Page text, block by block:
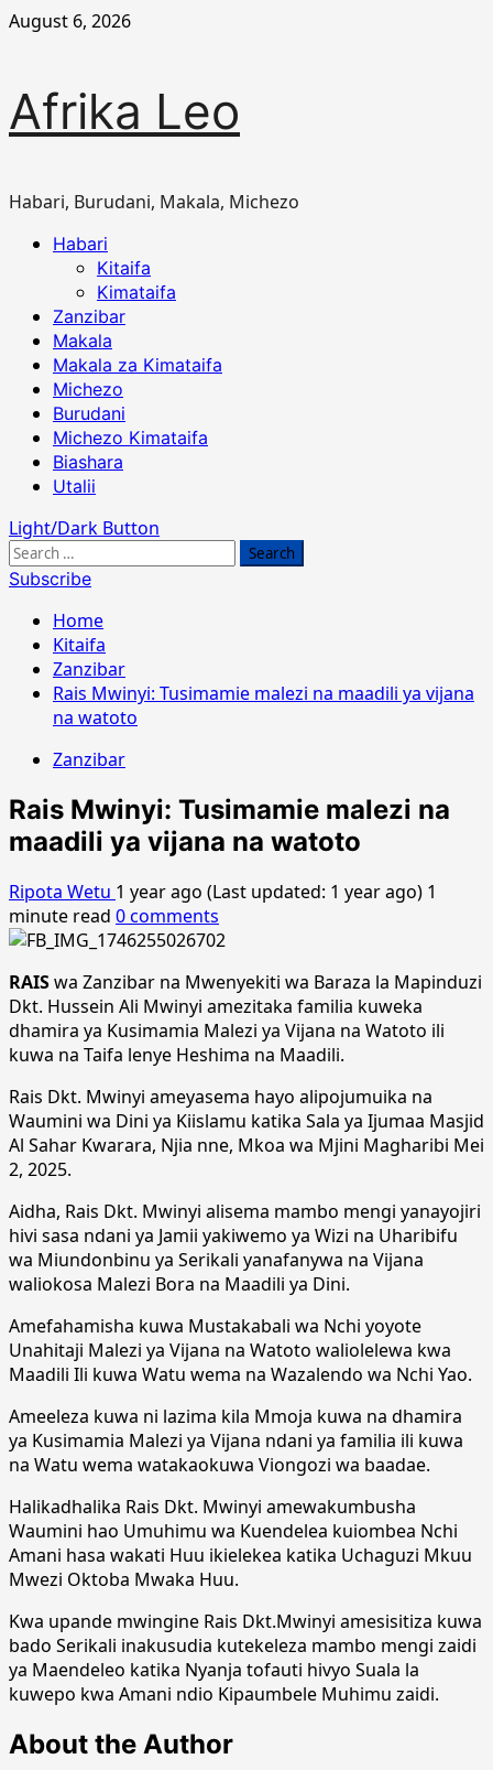
Skip
August 6, 2026
Afrika Leo
Habari, Burudani, Makala, Michezo
PrimaryHabari
Kitaifa
Kimataifa
Zanzibar
Makala
Makala za Kimataifa
Michezo
Burudani
Michezo Kimataifa
Biashara
Utalii
Light/Dark Button
Search
for:
Subscribe
Home
Kitaifa
Zanzibar
Rais Mwinyi: Tusimamie malezi na maadili ya vijana
na watoto
Zanzibar
Rais Mwinyi: Tusimamie malezi na
maadili ya vijana na watoto
Ripota Wetu 1 year ago (Last updated: 1 year ago) 1
minute read 0 comments
RAISwa Zanzibar na Mwenyekiti wa Baraza la Mapinduzi
Dkt. Hussein Ali Mwinyi amezitaka familia kuweka
dhamira ya Kusimamia Malezi ya Vijana na Watoto ili
kuwa na Taifa lenye Heshima na Maadili.
Rais Dkt. Mwinyi ameyasema hayo alipojumuika na
Waumini wa Dini ya Kiislamu katika Sala ya Ijumaa Masjid
Al Sahar Kwarara, Njia nne, Mkoa wa Mjini Magharibi Mei
2, 2025.
Aidha, Rais Dkt. Mwinyi alisema mambo mengi yanayojiri
hivi sasa ndani ya Jamii yakiwemo ya Wizi na Uharibifu
wa Miundonbinu ya Serikali yanafanywa na Vijana
waliokosa Malezi Bora na Maadili ya Dini.
Amefahamisha kuwa Mustakabali wa Nchi yoyote
Unahitaji Malezi ya Vijana na Watoto waliolelewa kwa
Maadili Ili kuwa Watu wema na Wazalendo wa Nchi Yao.
Ameeleza kuwa ni lazima kila Mmoja kuwa na dhamira
ya Kusimamia Malezi ya Vijana ndani ya familia ili kuwa
na Watu wema watakaokuwa Viongozi wa baadae.
Halikadhalika Rais Dkt. Mwinyi amewakumbusha
Waumini hao Umuhimu wa Kuendelea kuiombea Nchi
Amani hasa wakati Huu ikielekea katika Uchaguzi Mkuu
Mwezi Oktoba Mwaka Huu.
Kwa upande mwingine Rais Dkt.Mwinyi amesisitiza kuwa
bado Serikali inakusudia kutekeleza mambo mengi zaidi
ya Maendeleo katika Nyanja tofauti hivyo Suala la
kuwepo kwa Amani ndio Kipaumbele Muhimu zaidi.
About the Author